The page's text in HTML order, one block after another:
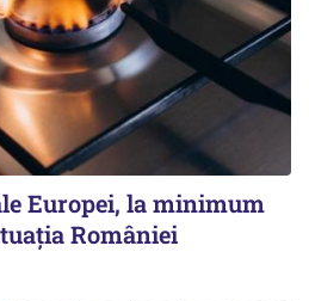
Europei, la minimum
României